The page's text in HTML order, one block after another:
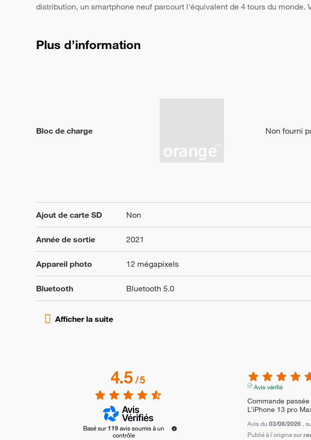
distribution, un smartphone neuf parcourt l'équivalent de 4 tours du monde.
Plus d’information
Bloc de charge Non fourni
Ajout de carte SD Non
Année de sortie 2021
Appareil photo 12 mégapixels
Bluetooth Bluetooth 5.0
4.5/5
Basé sur 119 avis soumis à un
contrôle
Avis vérifié
Commande
L’iPhone 13 pro
Avis du03/08/2026 ,
Publié à l'origine sur